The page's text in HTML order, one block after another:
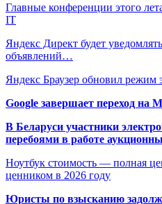
Главные конференции этого
IT
Яндекс Директ будет
объявлений…
Яндекс Браузер обновил режим
Google завершает переход на
В Беларуси участники
перебоями в работе
Ноутбук стоимость — полная
ценником в 2026 году
Юристы по взысканию